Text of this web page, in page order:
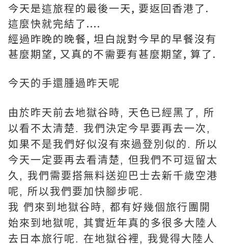
今天是這旅程的最後一天, 要返回香港了.
這麼快就完結了....
經過昨晚的晚餐, 坦白說對今早的早餐沒有
甚麼期望, 又真的不需要有甚麼期望, 算了.
今天的手還腫過昨天呢
由於昨天前去地獄谷時, 天色已經黑了, 所
以看不太清楚. 我們決定今早要再去一次,
如果不是我們好似沒有來過登別似的. 所以
今天一定要再去看清楚, 但我們不可逗留太
久, 我們需要搭無料送迎巴士去新千歲空港
呢, 所以我們要加快腳步呢.
我 們來到地獄谷時, 都有好幾個旅行團開
始來到地獄呢, 其實近年真的多很多大陸人
去日本旅行呢. 在地獄谷裡, 我覺得大陸人